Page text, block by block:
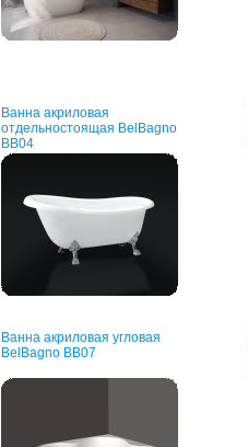
Ванна акриловая
отдельностоящая BelBagno
BB04
Ванна акриловая угловая
BelBagno BB07